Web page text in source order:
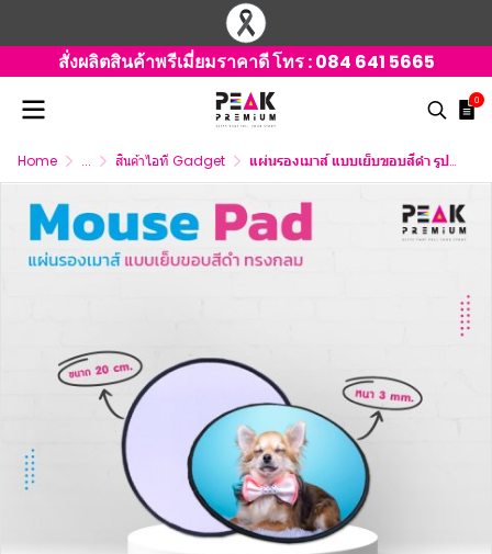
สั่งผลิตสินค้าพรีเมี่ยมราคาดี โทร :084 641 5665
0
Home ... สินค้าไอที Gadget แผ่นรองเมาส์ แบบเย็บขอบสีดำ รูปทรงกลม 3 mm ขนาด 20 ซม.